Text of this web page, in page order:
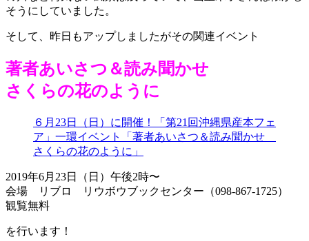
そうにしていました。
そして、昨日もアップしましたがその関連イベント
著者あいさつ＆読み聞かせ
さくらの花のように
６月23日（日）に開催！「第21回沖縄県産本フェ
ア」一環イベント「著者あいさつ＆読み聞かせ
さくらの花のように」
2019年6月23日（日）午後2時〜
会場 リブロ リウボウブックセンター（098-867-1725）
観覧無料
を行います！